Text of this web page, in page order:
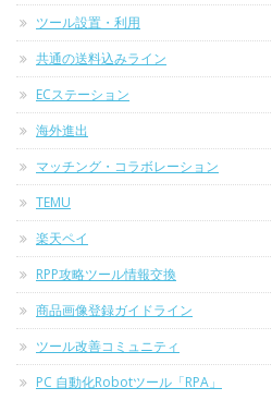
ツール設置・利用
共通の送料込みライン
ECステーション
海外進出
マッチング・コラボレーション
TEMU
楽天ペイ
RPP攻略ツール情報交換
商品画像登録ガイドライン
ツール改善コミュニティ
PC 自動化Robotツール「RPA」